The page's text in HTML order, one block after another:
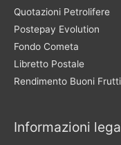
Quotazioni Petrolifere
Postepay Evolution
Fondo Cometa
Libretto Postale
Rendimento Buoni
Informazioni